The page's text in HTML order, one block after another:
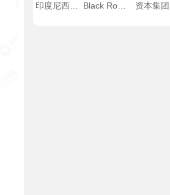
印度尼西亚
Black Rock
资本集团